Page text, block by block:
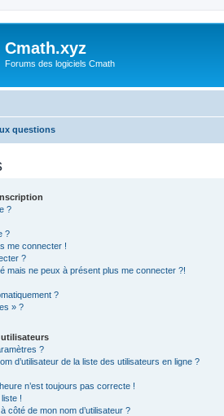
Cmath.xyz
Forums des logiciels Cmath
questions
?
?
me connecter !
?
mais ne peux à présent plus me connecter ?!
?
» ?
utilisateurs
?
d’utilisateur de la liste des utilisateurs en ligne ?
n’est toujours pas correcte !
!
côté de mon nom d’utilisateur ?